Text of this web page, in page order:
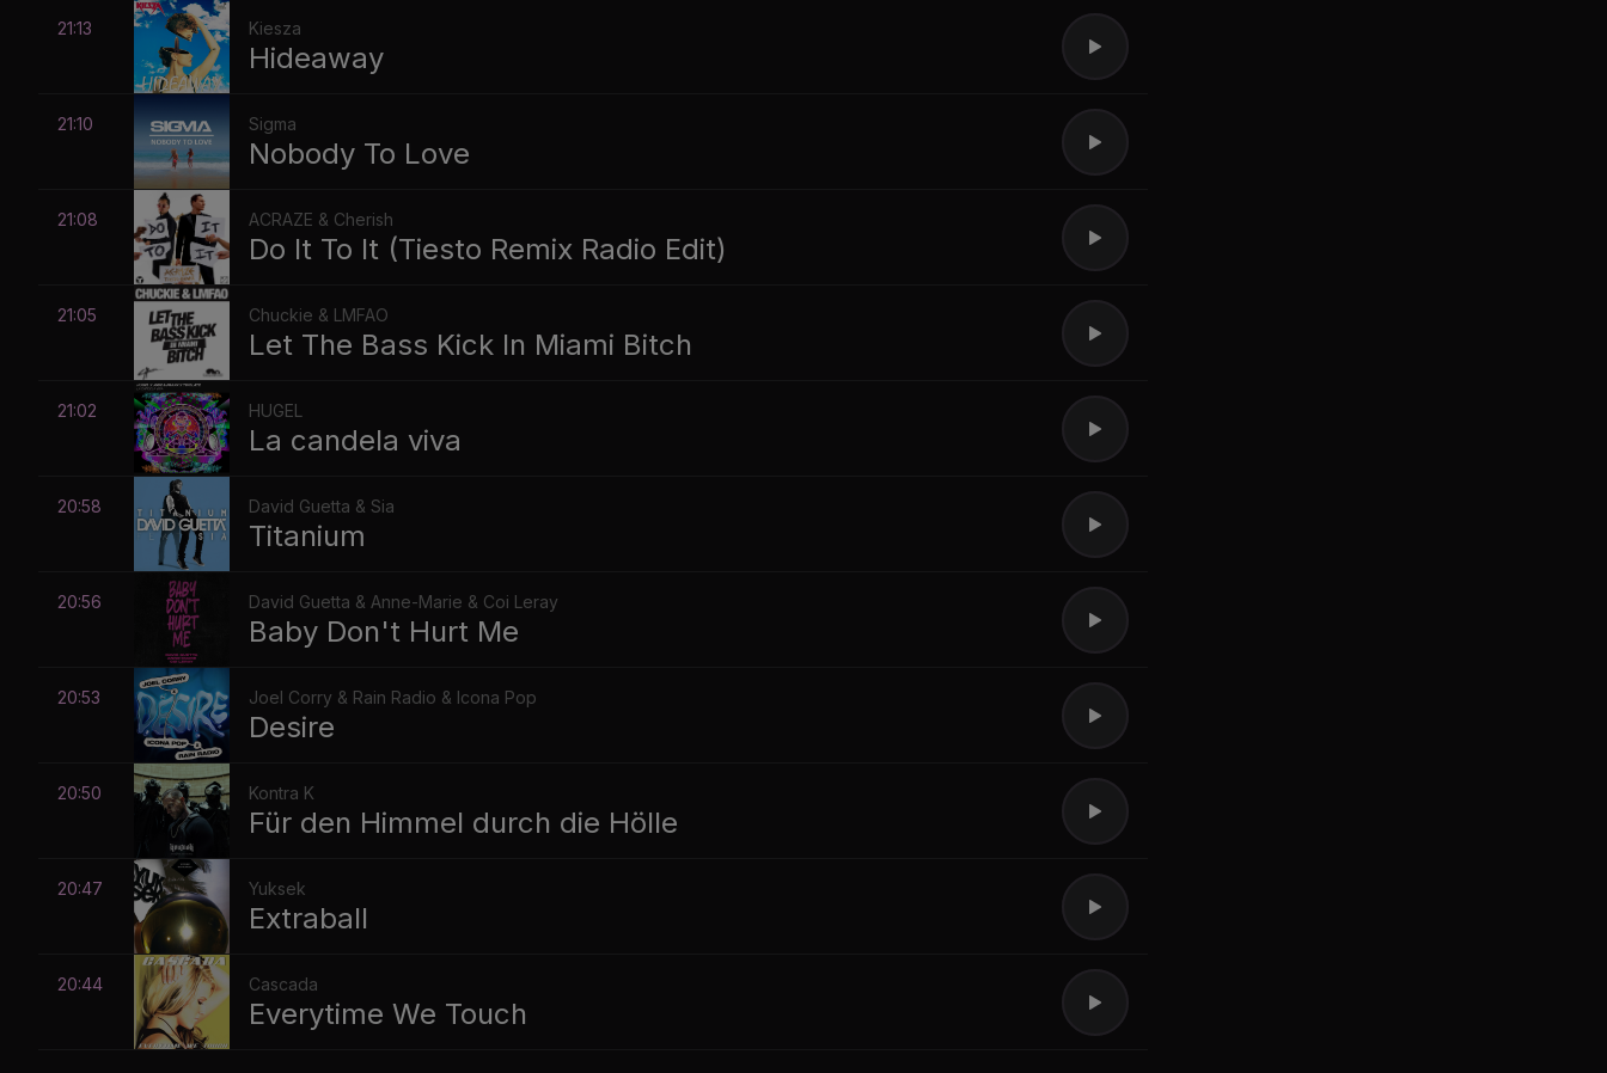
21:13 Kiesza
Hideaway
21:10 Sigma
Nobody To Love
21:08 ACRAZE & Cherish
Do It To It (Tiesto Remix Radio Edit)
21:05 Chuckie & LMFAO
Let The Bass Kick In Miami Bitch
21:02 HUGEL
La candela viva
20:58 David Guetta & Sia
Titanium
20:56 David Guetta & Anne-Marie & Coi Leray
Baby Don't Hurt Me
20:53 Joel Corry & Rain Radio & Icona Pop
Desire
20:50 Kontra K
Für den Himmel durch die Hölle
20:47 Yuksek
Extraball
20:44 Cascada
Everytime We Touch